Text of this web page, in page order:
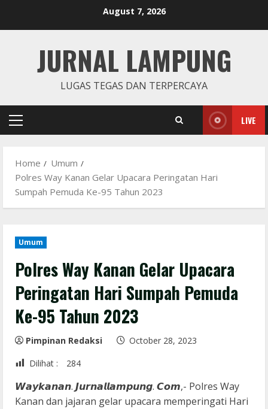
August 7, 2026
JURNAL LAMPUNG
LUGAS TEGAS DAN TERPERCAYA
Primary
LIVE
Home
Umum
Polres Way Kanan Gelar Upacara Peringatan Hari
Sumpah Pemuda Ke-95 Tahun 2023
Umum
Polres Way Kanan Gelar Upacara
Peringatan Hari Sumpah Pemuda
Ke-95 Tahun 2023
Pimpinan Redaksi
October 28, 2023
Dilihat :
284
𝙒𝙖𝙮𝙠𝙖𝙣𝙖𝙣. 𝙅𝙪𝙧𝙣𝙖𝙡𝙡𝙖𝙢𝙥𝙪𝙣𝙜. 𝘾𝙤𝙢,- Polres Way
Kanan dan jajaran gelar upacara memperingati Hari